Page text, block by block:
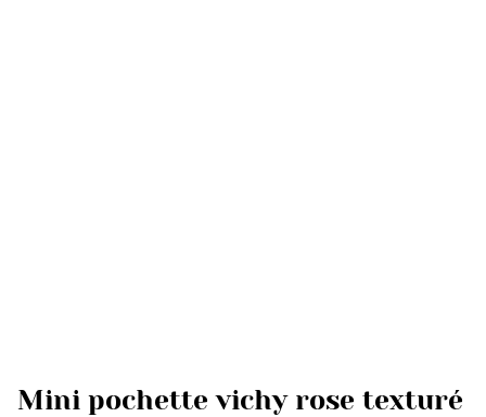
Mini pochette vichy rose texturé